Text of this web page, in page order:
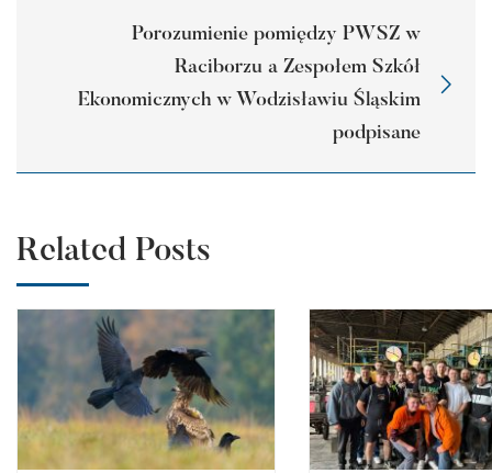
Porozumienie pomiędzy PWSZ w
Raciborzu a Zespołem Szkół
Ekonomicznych w Wodzisławiu Śląskim
podpisane
Related Posts